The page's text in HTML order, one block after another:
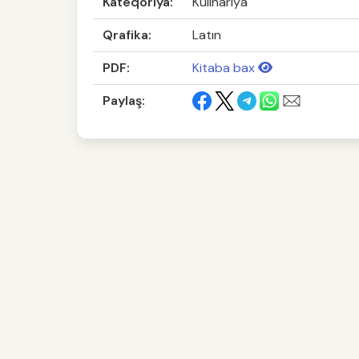
Qrafika:
Latın
PDF:
Kitaba bax
Paylaş: